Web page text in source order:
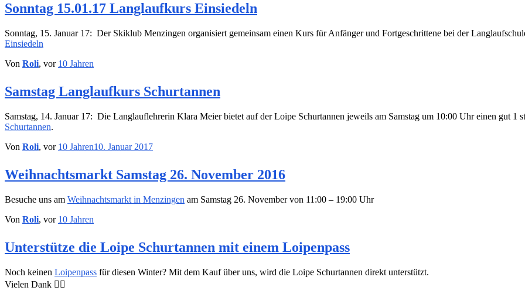
Sonntag 15.01.17 Langlaufkurs Einsiedeln
Sonntag, 15. Januar 17: Der Skiklub Menzingen organisiert gemeinsam einen Kurs für Anfänger und Fortgeschrittene bei der
Einsiedeln
Von Roli, vor 10 Jahren
Samstag Langlaufkurs Schurtannen
Samstag, 14. Januar 17: Die Langlauflehrerin Klara Meier bietet auf der Loipe Schurtannen jeweils am Samstag um 10:00 Uhr einen gut 1
Schurtannen.
Von Roli, vor 10 Jahren10. Januar 2017
Weihnachtsmarkt Samstag 26. November 2016
Besuche uns am Weihnachtsmarkt in Menzingen am Samstag 26. November von 11:00 – 19:00 Uhr
Von Roli, vor 10 Jahren
Unterstütze die Loipe Schurtannen mit einem Loipenpass
Noch keinen Loipenpass für diesen Winter? Mit dem Kauf über uns, wird die Loipe Schurtannen direkt unterstützt.
Vielen Dank 👍🏽